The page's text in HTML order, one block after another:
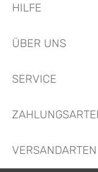
HILFE
ÜBER UNS
SERVICE
VERSANDARTEN